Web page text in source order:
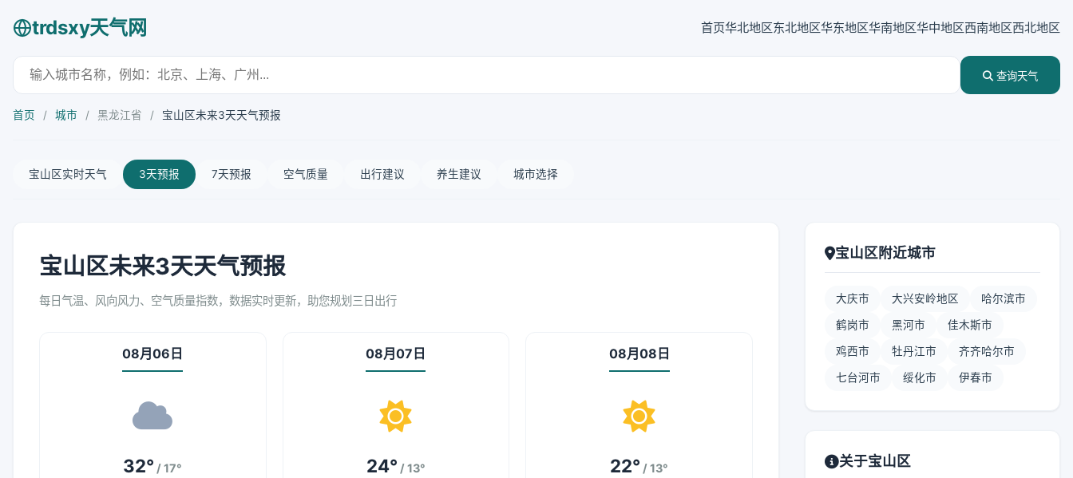
trdsxy天气网 首页华北地区东北地区华东地区华南地区华中地区西南地区西北地区
查询天气
首页 / 城市 / 黑龙江省 / 宝山区未来3天天气预报
宝山区实时天气 3天预报 7天预报 空气质量 出行建议 养生建议 城市选择
宝山区未来3天天气预报
每日气温、风向风力、空气质量指数，数据实时更新，助您规划三日出行
08月06日
32° / 17°
08月07日
24° / 13°
08月08日
22° / 13°
宝山区附近城市
大庆市 大兴安岭地区 哈尔滨市
鹤岗市 黑河市 佳木斯市
鸡西市 牡丹江市 齐齐哈尔市
七台河市 绥化市 伊春市
关于宝山区